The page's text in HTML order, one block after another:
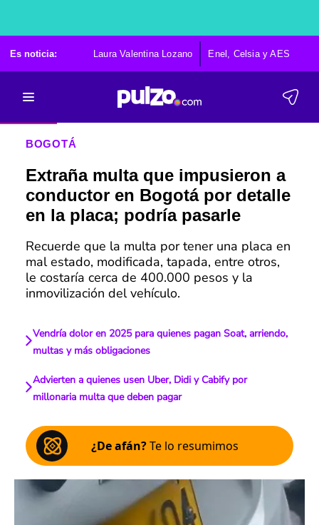
Es noticia: Laura Valentina Lozano Enel, Celsia y AES
BOGOTÁ
Extraña multa que impusieron a
conductor en Bogotá por detalle
en la placa; podría pasarle
Recuerde que la multa por tener una placa en
mal estado, modificada, tapada, entre otros,
le costaría cerca de 400.000 pesos y la
inmovilización del vehículo.
Vendría dolor en 2025 para quienes pagan Soat, arriendo,
multas y más obligaciones
Advierten a quienes usen Uber, Didi y Cabify por
millonaria multa que deben pagar
¿De afán?Te lo resumimos